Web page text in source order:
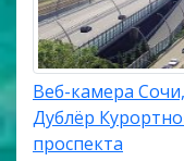
Веб-камера Сочи,
Дублёр
проспекта